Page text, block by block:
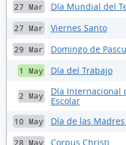
27 Mar Día Mundial del
27 Mar Viernes Santo
29 Mar Domingo de
1 May Día del Trabajo
2 May
Día Internacional
Escolar
10 May Día de las
28 May Corpus Christi